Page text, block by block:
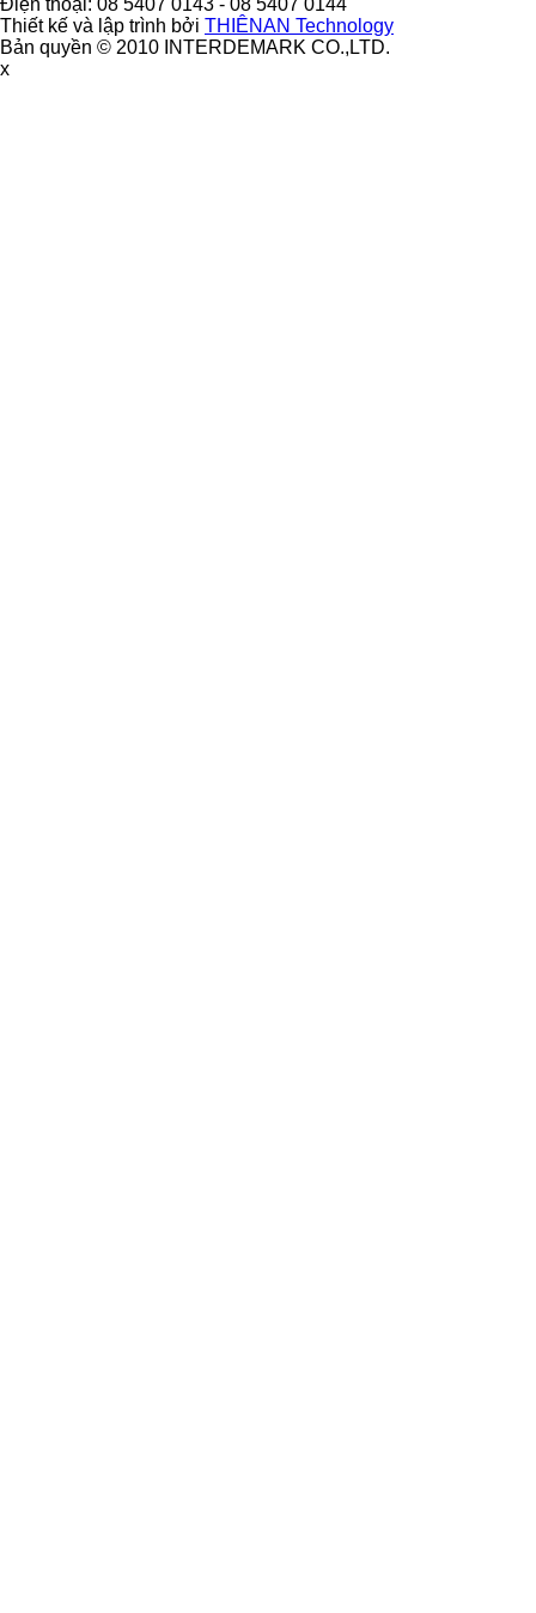
Thiết kế và lập trình bởi THIÊNAN Technology
Bản quyền © 2010 INTERDEMARK CO.,LTD.
x